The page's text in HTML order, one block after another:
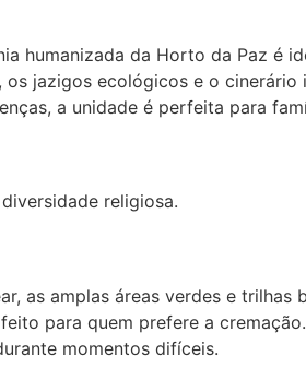
humanizada da Horto da Paz é
jazigos ecológicos e o
a unidade é perfeita para
religiosa.
as amplas áreas verdes e trilhas
para quem prefere a cremação.
momentos difíceis.